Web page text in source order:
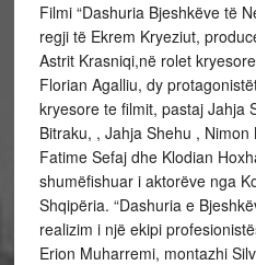
Filmi “Dashuria Bjeshkëve të
regji të Ekrem Kryeziut,
Astrit Krasniqi,në rolet
Florian Agalliu, dy
kryesore te filmit, pastaj Jahja
Bitraku, , Jahja Shehu ,
Fatime Sefaj dhe Klodian
shumëfishuar i aktorëve nga
Shqipëria. “Dashuria e
realizim i një ekipi
Erion Muharremi, montazhi